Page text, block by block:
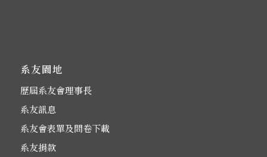
系友園地
歷屆系友會理事長
系友訊息
系友會表單及問卷下載
系友捐款